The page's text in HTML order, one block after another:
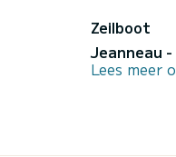
Zeilboot
Jeanneau
Lees meer